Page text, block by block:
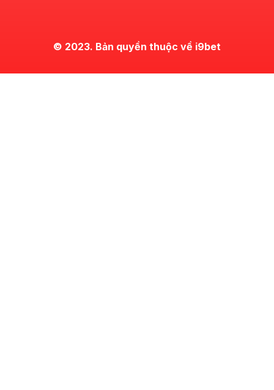
© 2023. Bản quyền thuộc về i9bet